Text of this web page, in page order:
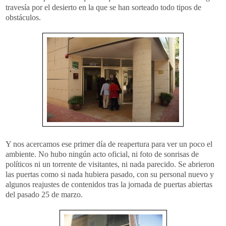
travesía por el desierto en la que se han sorteado todo tipos de
obstáculos.
Y nos acercamos ese primer día de reapertura para ver un poco el
ambiente. No hubo ningún acto oficial, ni foto de sonrisas de
políticos ni un torrente de visitantes, ni nada parecido. Se abrieron
las puertas como si nada hubiera pasado, con su personal nuevo y
algunos reajustes de contenidos tras la jornada de puertas abiertas
del pasado 25 de marzo.